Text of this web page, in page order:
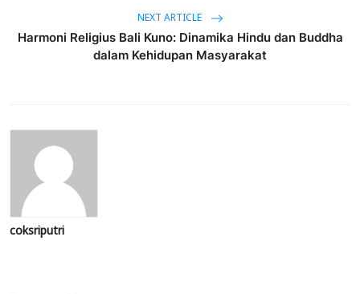
NEXT ARTICLE
Harmoni Religius Bali Kuno: Dinamika Hindu dan Buddha
dalam Kehidupan Masyarakat
coksriputri